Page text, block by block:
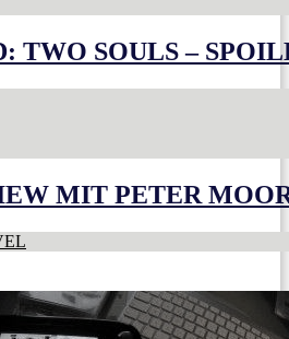
TWO SOULS –
MIT PETER